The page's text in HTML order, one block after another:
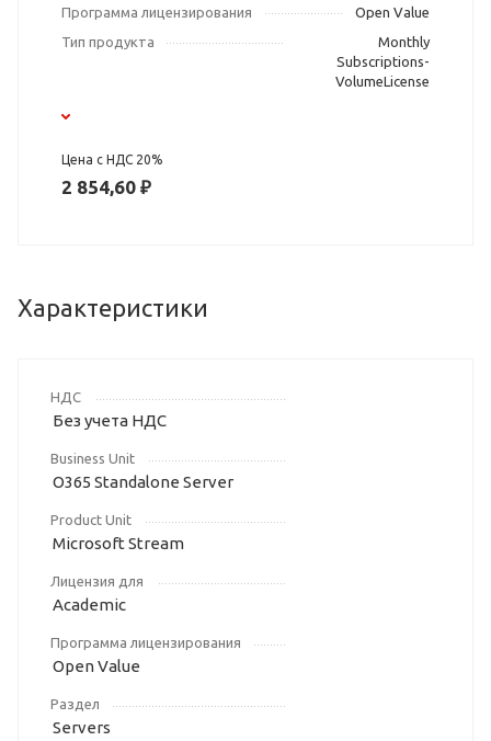
Программа лицензирования
Open Value
Тип продукта
Monthly
Subscriptions-
VolumeLicense
Цена с НДС 20%
2 854,60 ₽
Характеристики
НДС
Без учета НДС
Business Unit
O365 Standalone Server
Product Unit
Microsoft Stream
Лицензия для
Academic
Программа лицензирования
Open Value
Раздел
Servers